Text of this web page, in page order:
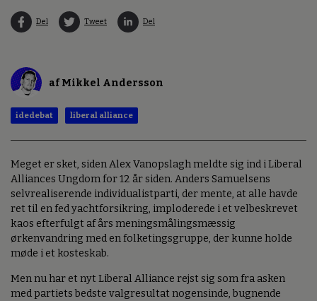
Del Tweet Del
af Mikkel Andersson
idedebat liberal alliance
Meget er sket, siden Alex Vanopslagh meldte sig ind i Liberal
Alliances Ungdom for 12 år siden. Anders Samuelsens
selvrealiserende individualistparti, der mente, at alle havde
ret til en fed yachtforsikring, imploderede i et velbeskrevet
kaos efterfulgt af års meningsmålingsmæssig
ørkenvandring med en folketingsgruppe, der kunne holde
møde i et kosteskab.
Men nu har et nyt Liberal Alliance rejst sig som fra asken
med partiets bedste valgresultat nogensinde, bugnende